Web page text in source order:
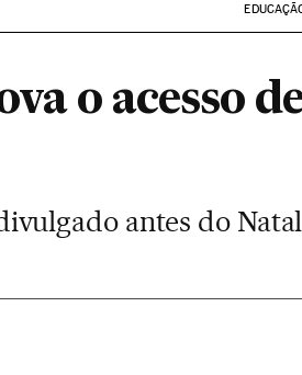
o acesso
antes do Natal